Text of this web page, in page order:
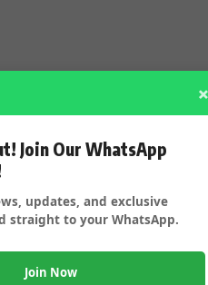
ITI ಉದ್ಘಾಟನೆ ಮತ್ತು
ಸದಸ್ಯರು ಧರ್ಮಾಧಿಕಾರಿ ಡಾ
×
Join Our WhatsApp
updates, and exclusive
straight to your WhatsApp.
Join Now